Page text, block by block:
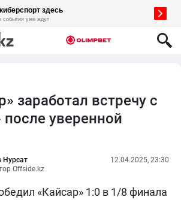
заработал встречу с
уверенной
Нурсат
Offside.kz
12.04.2025, 23:30
«Кайсар» 1:0 в 1/8 финала